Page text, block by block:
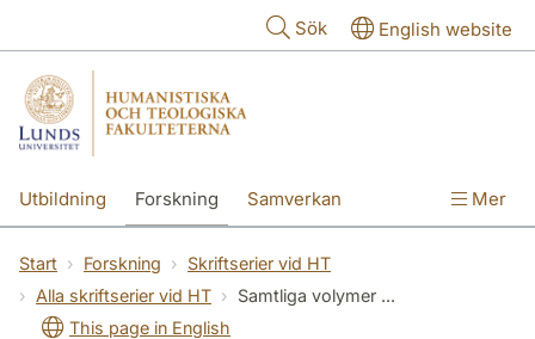
Sök English website
Utbildning Forskning Samverkan Mer
Start Forskning
Skriftserier vid HT
Alla skriftserier vid HT
Samtliga volymer ...
This page in English